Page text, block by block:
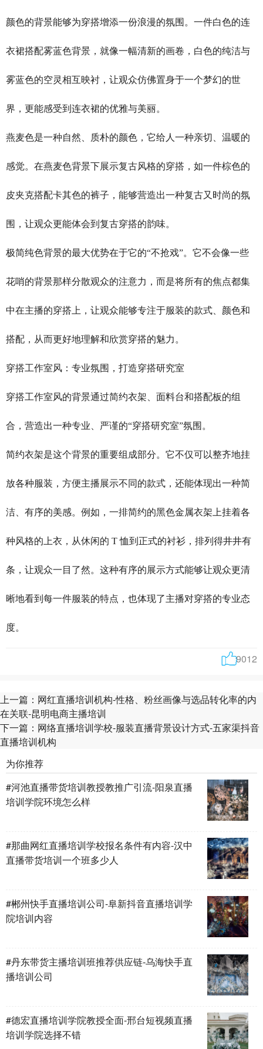
颜色的背景能够为穿搭增添一份浪漫的氛围。一件白色的连
衣裙搭配雾蓝色背景，就像一幅清新的画卷，白色的纯洁与
雾蓝色的空灵相互映衬，让观众仿佛置身于一个梦幻的世
界，更能感受到连衣裙的优雅与美丽。
燕麦色是一种自然、质朴的颜色，它给人一种亲切、温暖的
感觉。在燕麦色背景下展示复古风格的穿搭，如一件棕色的
皮夹克搭配卡其色的裤子，能够营造出一种复古又时尚的氛
围，让观众更能体会到复古穿搭的韵味。
极简纯色背景的最大优势在于它的“不抢戏”。它不会像一些
花哨的背景那样分散观众的注意力，而是将所有的焦点都集
中在主播的穿搭上，让观众能够专注于服装的款式、颜色和
搭配，从而更好地理解和欣赏穿搭的魅力。
穿搭工作室风：专业氛围，打造穿搭研究室
穿搭工作室风的背景通过简约衣架、面料台和搭配板的组
合，营造出一种专业、严谨的“穿搭研究室”氛围。
简约衣架是这个背景的重要组成部分。它不仅可以整齐地挂
放各种服装，方便主播展示不同的款式，还能体现出一种简
洁、有序的美感。例如，一排简约的黑色金属衣架上挂着各
种风格的上衣，从休闲的 T 恤到正式的衬衫，排列得井井有
条，让观众一目了然。这种有序的展示方式能够让观众更清
晰地看到每一件服装的特点，也体现了主播对穿搭的专业态
度。
9012
上一篇： 网红直播培训机构-性格、粉丝画像与选品转化率的内
在关联-昆明电商主播培训
下一篇： 网络直播培训学校-服装直播背景设计方式-五家渠抖音
直播培训机构
为你推荐
#河池直播带货培训教授教推广引流-阳泉直播
培训学院环境怎么样
#那曲网红直播培训学校报名条件有内容-汉中
直播带货培训一个班多少人
#郴州快手直播培训公司-阜新抖音直播培训学
院培训内容
#丹东带货主播培训班推荐供应链-乌海快手直
播培训公司
#德宏直播培训学院教授全面-邢台短视频直播
培训学院选择不错